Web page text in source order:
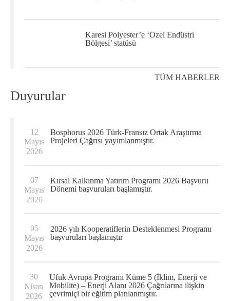
Karesi Polyester’e ‘Özel Endüstri
Bölgesi’ statüsü
TÜM HABERLER
Duyurular
12
Mayıs
2026
Bosphorus 2026 Türk-Fransız Ortak Araştırma
Projeleri Çağrısı yayımlanmıştır.
07
Mayıs
2026
Kırsal Kalkınma Yatırım Programı 2026 Başvuru
Dönemi başvuruları başlamıştır.
05
Mayıs
2026
2026 yılı Kooperatiflerin Desteklenmesi Programı
başvuruları başlamıştır
30
Nisan
2026
Ufuk Avrupa Programı Küme 5 (İklim, Enerji ve
Mobilite) – Enerji Alanı 2026 Çağrılarına ilişkin
çevrimiçi bir eğitim planlanmıştır.